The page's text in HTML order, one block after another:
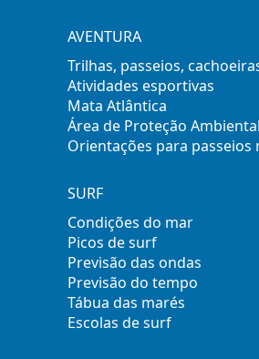
AVENTURA
Trilhas, passeios,
Atividades esportivas
Mata Atlântica
Área de Proteção Ambiental
Orientações para passeios
SURF
Condições do mar
Picos de surf
Previsão das ondas
Previsão do tempo
Tábua das marés
Escolas de surf